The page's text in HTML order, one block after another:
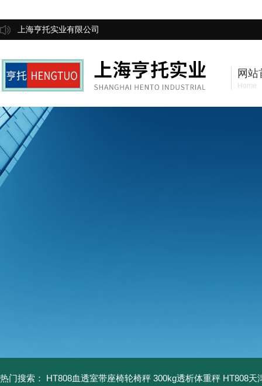
上海亨托实业有限公司
网站
Home
热门搜索： HT808血透室带座椅轮椅秤 300kg透析体重秤 HT808天